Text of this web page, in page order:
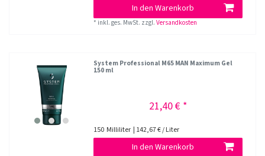
In den Warenkorb
* inkl. ges. MwSt. zzgl.Versandkosten
System Professional M65 MAN Maximum Gel
150 ml
21,40 € *
150 Milliliter | 142,67 € / Liter
In den Warenkorb